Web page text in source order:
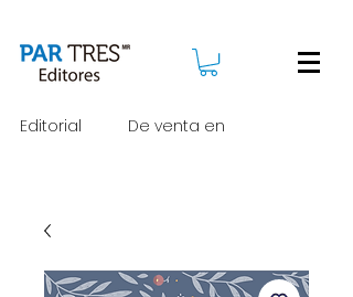
Editorial De venta en